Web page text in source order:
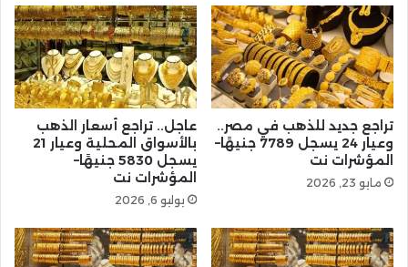
تراجع جديد للذهب في مصر..
وعيار 24 يسجل 7789 جنيهًا–
المؤشرات نت
مايو 23, 2026
عاجل.. تراجع أسعار الذهب
بالأسواق المحلية وعيار 21
يسجل 5830 جنيهًا–
المؤشرات نت
يوليو 6, 2026